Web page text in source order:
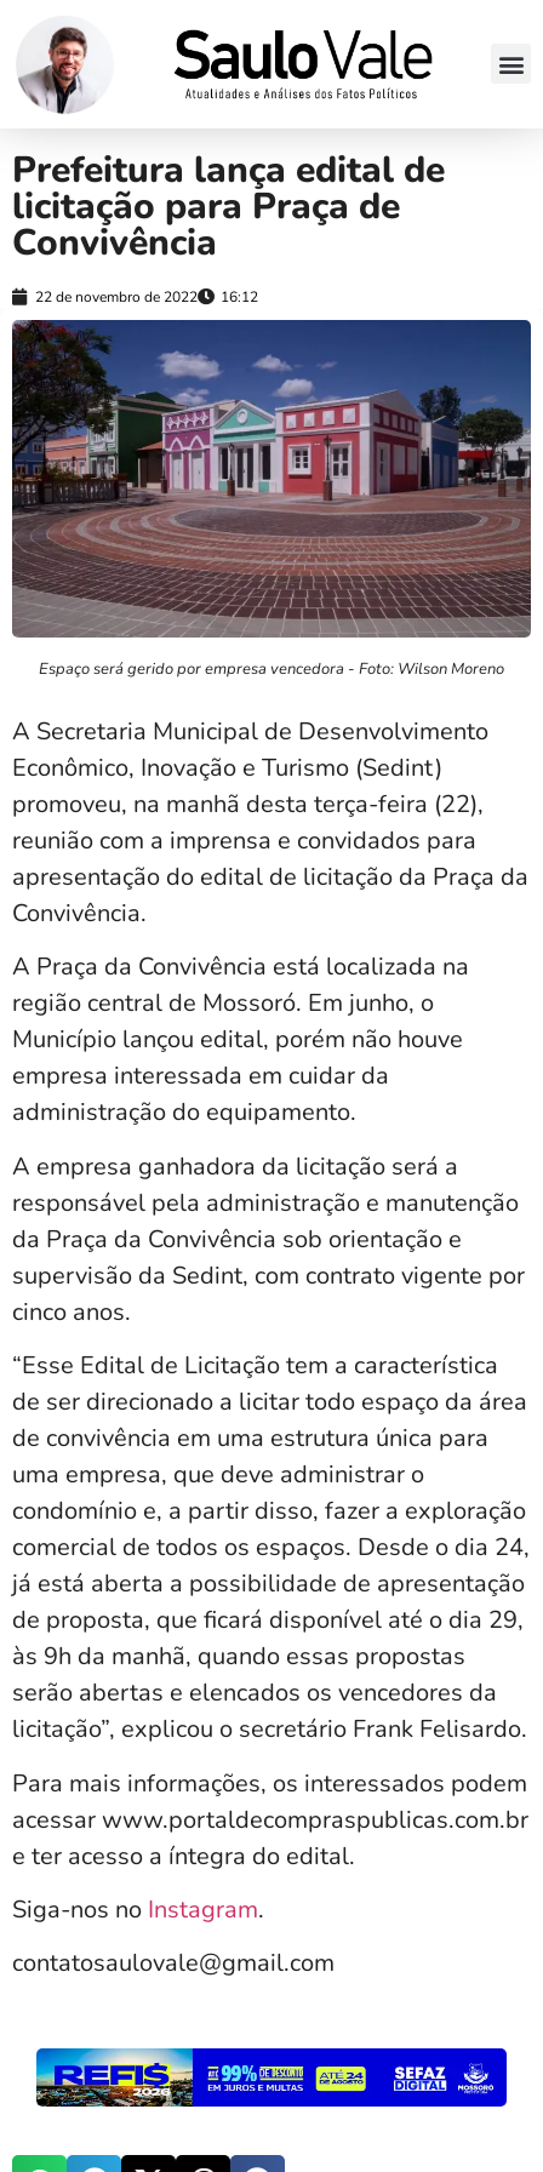
Prefeitura lança edital de
licitação para Praça de
Convivência
22 de novembro de 2022 16:12
Espaço será gerido por empresa vencedora - Foto: Wilson Moreno
A Secretaria Municipal de Desenvolvimento
Econômico, Inovação e Turismo (Sedint)
promoveu, na manhã desta terça-feira (22),
reunião com a imprensa e convidados para
apresentação do edital de licitação da Praça da
Convivência.
A Praça da Convivência está localizada na
região central de Mossoró. Em junho, o
Município lançou edital, porém não houve
empresa interessada em cuidar da
administração do equipamento.
A empresa ganhadora da licitação será a
responsável pela administração e manutenção
da Praça da Convivência sob orientação e
supervisão da Sedint, com contrato vigente por
cinco anos.
“Esse Edital de Licitação tem a característica
de ser direcionado a licitar todo espaço da área
de convivência em uma estrutura única para
uma empresa, que deve administrar o
condomínio e, a partir disso, fazer a exploração
comercial de todos os espaços. Desde o dia 24,
já está aberta a possibilidade de apresentação
de proposta, que ficará disponível até o dia 29,
às 9h da manhã, quando essas propostas
serão abertas e elencados os vencedores da
licitação”, explicou o secretário Frank Felisardo.
Para mais informações, os interessados podem
acessar www.portaldecompraspublicas.com.br
e ter acesso a íntegra do edital.
Siga-nos no Instagram.
contatosaulovale@gmail.com